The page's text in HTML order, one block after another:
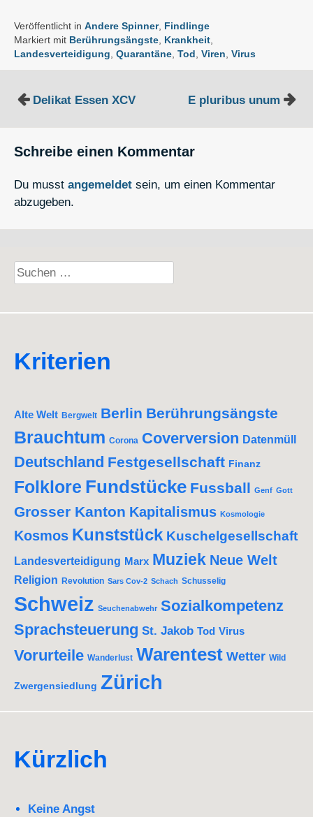
Veröffentlicht in Andere Spinner, Findlinge
Markiert mit Berührungsängste, Krankheit,
Landesverteidigung, Quarantäne, Tod , Viren, Virus
Beitragsnavigation
Delikat Essen XCV E pluribus unum
Schreibe einen Kommentar
Du musst angemeldet sein, um einen Kommentar
abzugeben.
Suchen
nach:
Kriterien
Alte Welt Bergwelt Berlin Berührungsängste
Brauchtum Corona Coverversion Datenmüll
Deutschland Festgesellschaft Finanz
Folklore Fundstücke Fussball Genf Gott
Grosser Kanton Kapitalismus Kosmologie
Kosmos Kunststück Kuschelgesellschaft
Landesverteidigung Marx Muziek Neue Welt
Religion Revolution Sars Cov-2 Schach Schusselig
Schweiz Seuchenabwehr Sozialkompetenz
Sprachsteuerung St. Jakob Tod Virus
Vorurteile Wanderlust Warentest Wetter Wild
Zwergensiedlung Zürich
Kürzlich
Keine Angst